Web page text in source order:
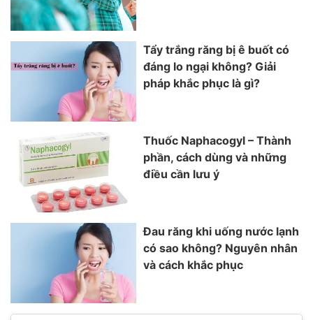
Tẩy trắng răng bị ê buốt có
đáng lo ngại không? Giải
pháp khắc phục là gì?
Thuốc Naphacogyl – Thành
phần, cách dùng và những
điều cần lưu ý
Đau răng khi uống nước lạnh
có sao không? Nguyên nhân
và cách khắc phục